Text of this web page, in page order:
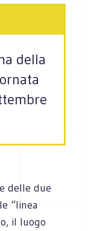
della
delle due
“linea
il luogo